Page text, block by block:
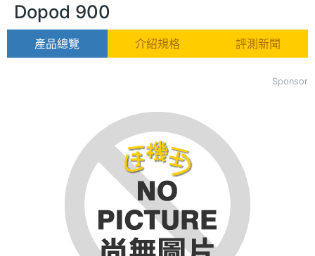
Dopod 900
產品總覽 介紹規格 評測新聞
Sponsor